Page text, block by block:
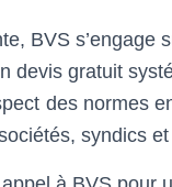
BVS
devis gratuit
des normes
syndics